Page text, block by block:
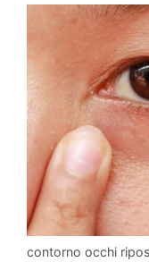
contorno occhi